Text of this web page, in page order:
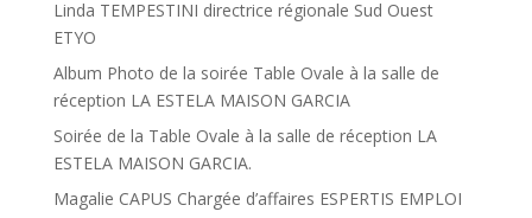
Linda TEMPESTINI directrice régionale Sud Ouest
ETYO
Album Photo de la soirée Table Ovale à la salle de
réception LA ESTELA MAISON GARCIA
Soirée de la Table Ovale à la salle de réception LA
ESTELA MAISON GARCIA.
Magalie CAPUS Chargée d’affaires ESPERTIS EMPLOI